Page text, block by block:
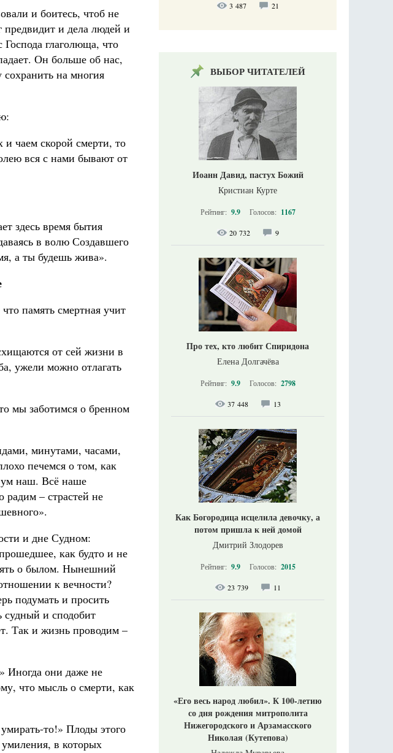
и боитесь, чтоб не
и дела людей и
глаголюща, что
Он больше об нас,
на многия
чаем скорой смерти, то
вся с нами бывают от
здесь время бытия
в волю Создавшего
а ты будешь жива».
память смертная учит
от сей жизни в
ужели можно отлагать
мы заботимся о бренном
минутами, часами,
печемся о том, как
ум наш. Всё наше
– страстей не
и дне Судном:
как будто и не
о былом. Нынешний
к вечности?
подумать и просить
судный и сподобит
Так и жизнь проводим –
Иногда они даже не
что мысль о смерти, как
то!» Плоды этого
в которых
3 487 21
ВЫБОР ЧИТАТЕЛЕЙ
Иоанн Давид, пастух Божий
Кристиан Курте
Рейтинг: 9.9 Голосов: 1167
20 732 9
Про тех, кто любит Спиридона
Елена Долгачёва
Рейтинг: 9.9 Голосов: 2798
37 448 13
Как Богородица исцелила девочку, а
потом пришла к ней домой
Дмитрий Злодорев
Рейтинг: 9.9 Голосов: 2015
23 739 11
«Его весь народ любил». К 100-летию
со дня рождения митрополита
Нижегородского и Арзамасского
Николая (Кутепова)